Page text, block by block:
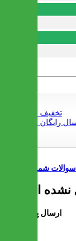
شما
ارسال پرسش